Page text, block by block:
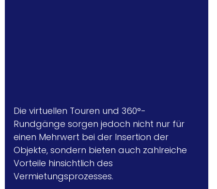
Die virtuellen Touren und 360°-
Rundgänge sorgen jedoch nicht nur für
einen Mehrwert bei der Insertion der
Objekte, sondern bieten auch zahlreiche
Vorteile hinsichtlich des
Vermietungsprozesses.